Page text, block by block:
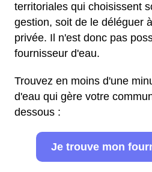
territoriales qui choisissent
gestion, soit de le déléguer
privée. Il n'est donc pas
fournisseur d'eau.
Trouvez en moins d'une
d'eau qui gère votre
dessous :
Je trouve mon